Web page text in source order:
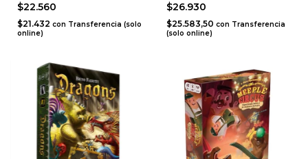
$22.560
$21.432 con Transferencia (solo
online)
$26.930
$25.583,50 con Transferencia
(solo online)